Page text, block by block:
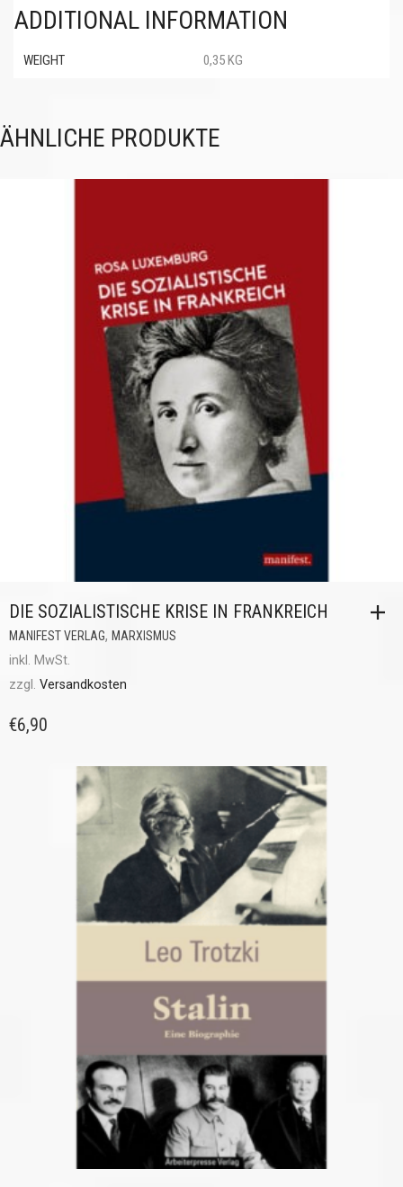
ADDITIONAL INFORMATION
WEIGHT 0,35 KG
ÄHNLICHE PRODUKTE
DIE SOZIALISTISCHE KRISE IN FRANKREICH
MANIFEST VERLAG, MARXISMUS
inkl. MwSt.
zzgl. Versandkosten
€6,90